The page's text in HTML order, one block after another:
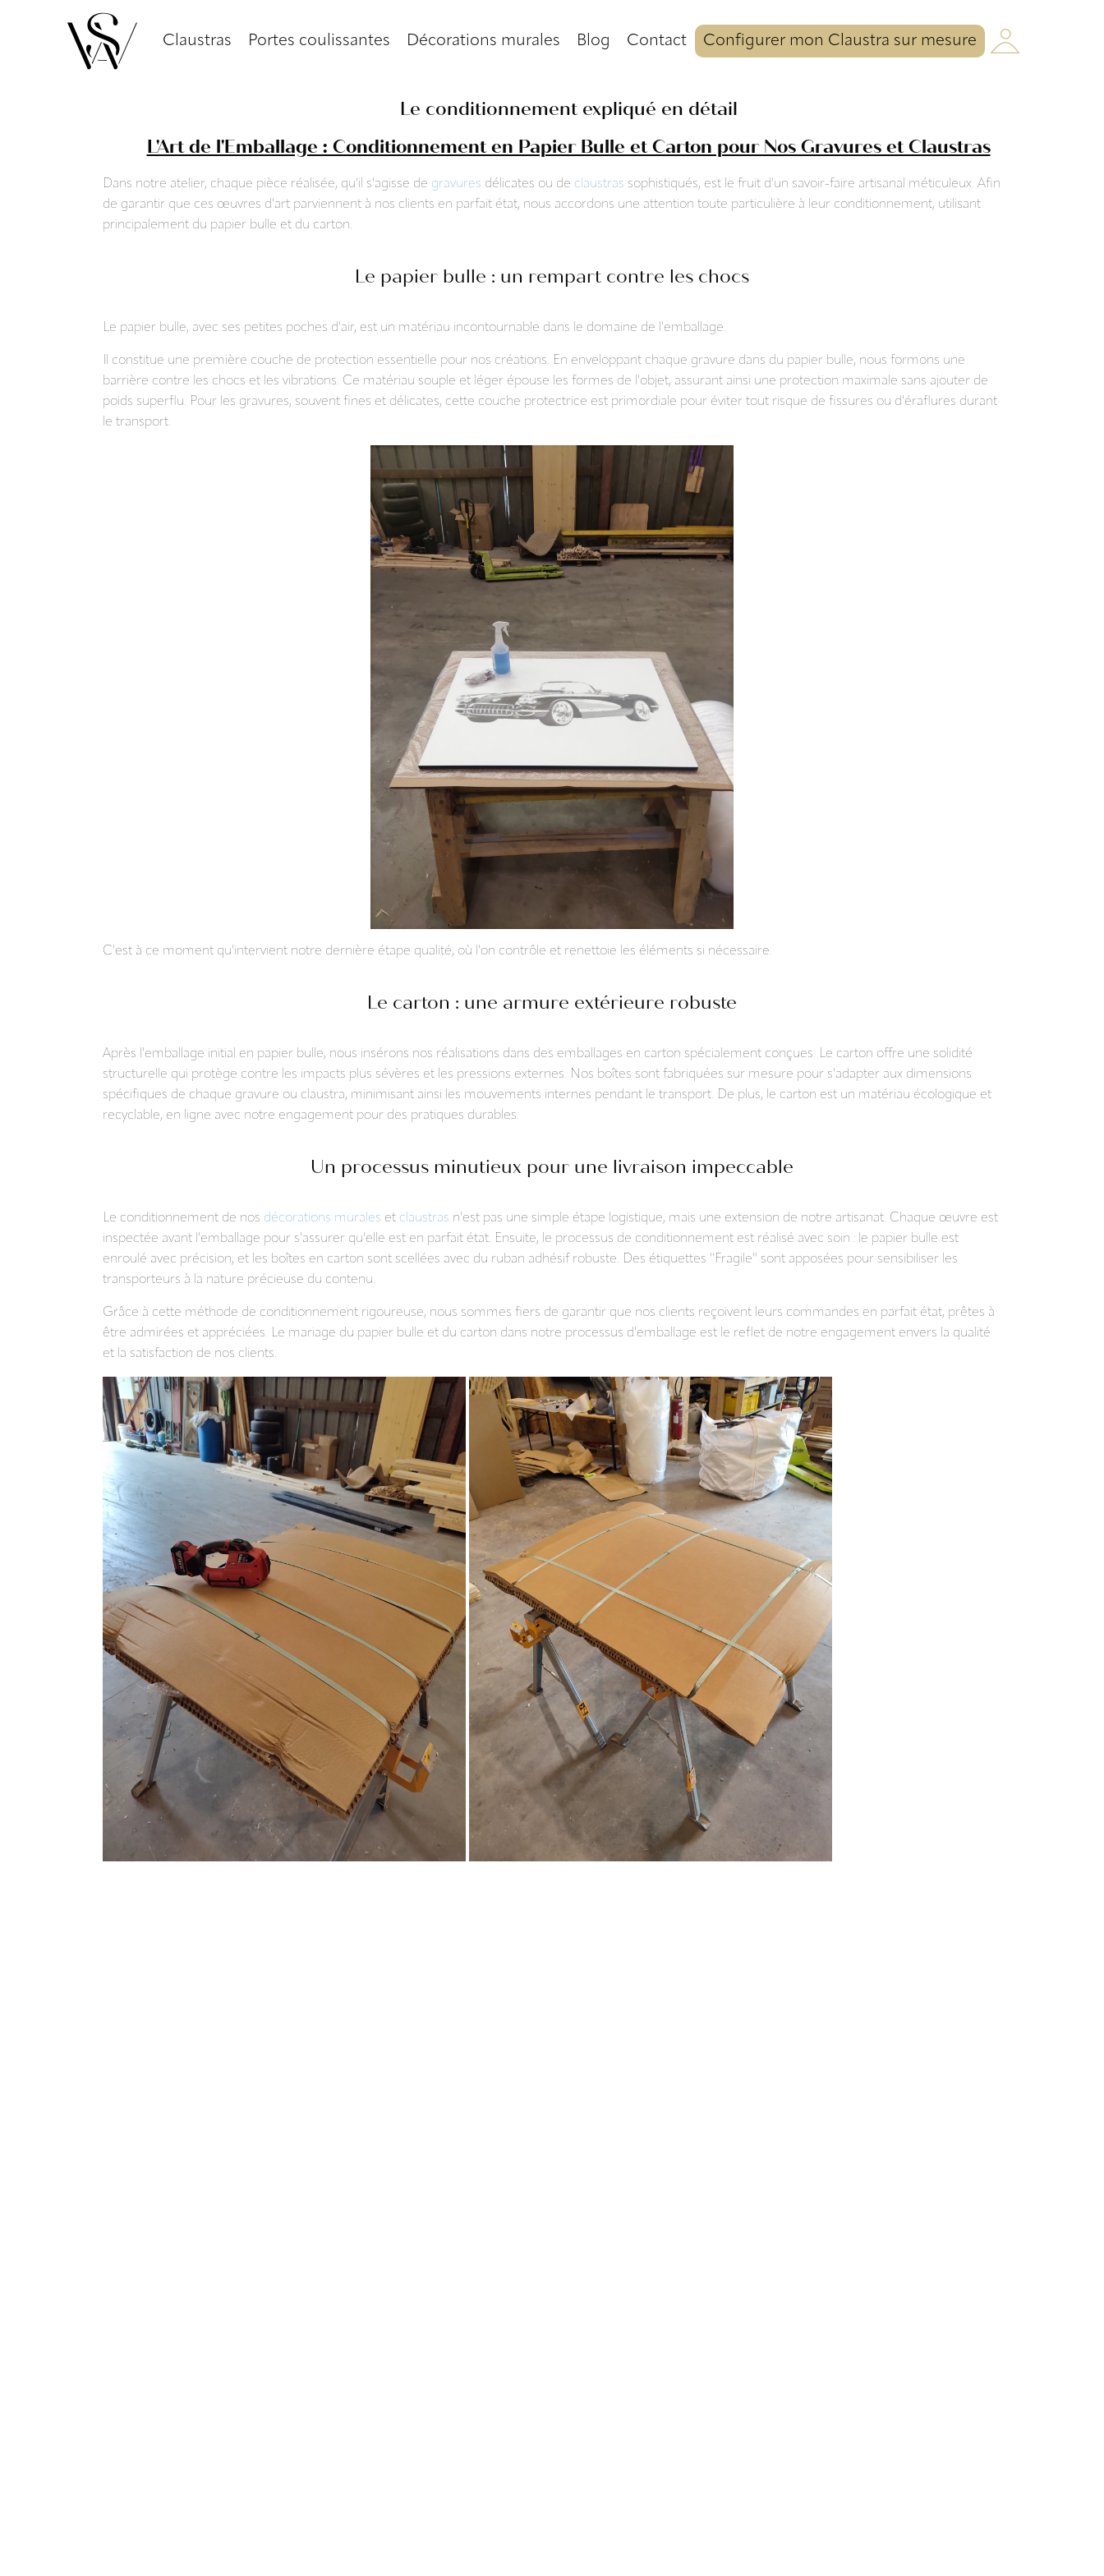
Claustras Portes coulissantes Décorations murales Blog Contact Configurer mon Claustra sur mesure
Le conditionnement expliqué en détail
L'Art de l'Emballage : Conditionnement en Papier Bulle et Carton pour Nos Gravures et Claustras
Dans notre atelier, chaque pièce réalisée, qu'il s'agisse de gravures délicates ou de claustras sophistiqués, est le fruit d'un savoir-faire artisanal méticuleux. Afin
de garantir que ces œuvres d'art parviennent à nos clients en parfait état, nous accordons une attention toute particulière à leur conditionnement, utilisant
principalement du papier bulle et du carton.
Le papier bulle : un rempart contre les chocs
Le papier bulle, avec ses petites poches d'air, est un matériau incontournable dans le domaine de l'emballage.
Il constitue une première couche de protection essentielle pour nos créations. En enveloppant chaque gravure dans du papier bulle, nous formons une
barrière contre les chocs et les vibrations. Ce matériau souple et léger épouse les formes de l'objet, assurant ainsi une protection maximale sans ajouter de
poids superflu. Pour les gravures, souvent fines et délicates, cette couche protectrice est primordiale pour éviter tout risque de fissures ou d'éraflures durant
le transport.
C'est à ce moment qu'intervient notre dernière étape qualité, où l'on contrôle et renettoie les éléments si nécessaire.
Le carton : une armure extérieure robuste
Après l'emballage initial en papier bulle, nous insérons nos réalisations dans des emballages en carton spécialement conçues. Le carton offre une solidité
structurelle qui protège contre les impacts plus sévères et les pressions externes. Nos boîtes sont fabriquées sur mesure pour s'adapter aux dimensions
spécifiques de chaque gravure ou claustra, minimisant ainsi les mouvements internes pendant le transport. De plus, le carton est un matériau écologique et
recyclable, en ligne avec notre engagement pour des pratiques durables.
Un processus minutieux pour une livraison impeccable
Le conditionnement de nos décorations murales et claustras n'est pas une simple étape logistique, mais une extension de notre artisanat. Chaque œuvre est
inspectée avant l'emballage pour s'assurer qu'elle est en parfait état. Ensuite, le processus de conditionnement est réalisé avec soin : le papier bulle est
enroulé avec précision, et les boîtes en carton sont scellées avec du ruban adhésif robuste. Des étiquettes "Fragile" sont apposées pour sensibiliser les
transporteurs à la nature précieuse du contenu.
Grâce à cette méthode de conditionnement rigoureuse, nous sommes fiers de garantir que nos clients reçoivent leurs commandes en parfait état, prêtes à
être admirées et appréciées. Le mariage du papier bulle et du carton dans notre processus d'emballage est le reflet de notre engagement envers la qualité
et la satisfaction de nos clients.